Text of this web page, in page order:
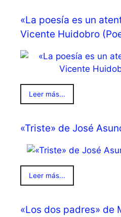
«La poesía es un
Vicente Huidobro
Leer más...
«Triste» de José
Leer más...
«Los dos padres» de